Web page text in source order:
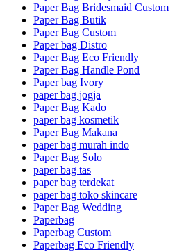
Paper Bag Bridesmaid Custom
Paper Bag Butik
Paper Bag Custom
Paper bag Distro
Paper Bag Eco Friendly
Paper Bag Handle Pond
Paper bag Ivory
paper bag jogja
Paper Bag Kado
paper bag kosmetik
Paper Bag Makana
paper bag murah indo
Paper Bag Solo
paper bag tas
paper bag terdekat
paper bag toko skincare
Paper Bag Wedding
Paperbag
Paperbag Custom
Paperbag Eco Friendly